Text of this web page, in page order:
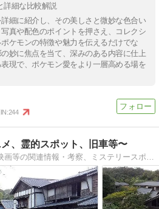
詳細な比較解説
細に紹介し、その美しさと微妙な色合い
真や配色のポイントを押さえ、コレクシ
ケモンの特徴や魅力を伝えるだけでな
妙に焦点を当て、深みのある内容に仕上
現で、ポケモン愛をより一層高める場を
244
、霊的スポット、旧車等〜
一部のアニメ、漫画、映画等の関連情報・考察、ミステリースポット、昭和50年前後以前の旧車とそのミニカー関連等。